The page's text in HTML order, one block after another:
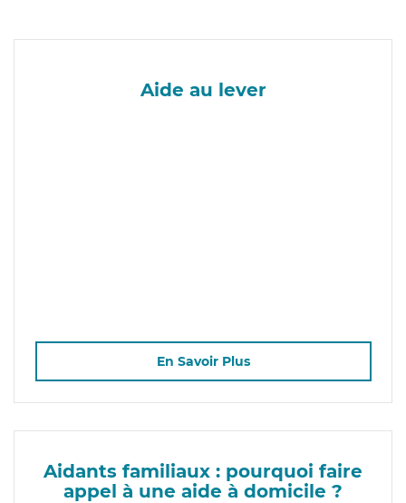
Aide au lever
En Savoir Plus
Aidants familiaux : pourquoi faire
appel à une aide à domicile ?